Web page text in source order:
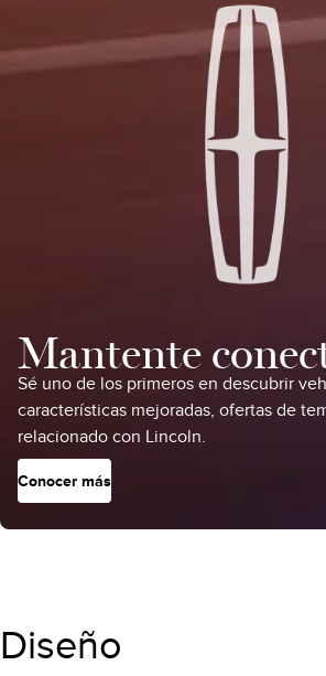
Mantente
Sé uno de los primeros en descubrir
características mejoradas, ofertas de
relacionado con Lincoln.
Conocer más
Diseño